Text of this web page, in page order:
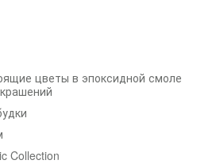
цветы в эпоксидной смоле
Collection